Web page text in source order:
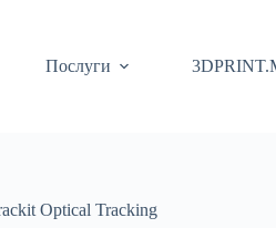
Послуги
Optical Tracking